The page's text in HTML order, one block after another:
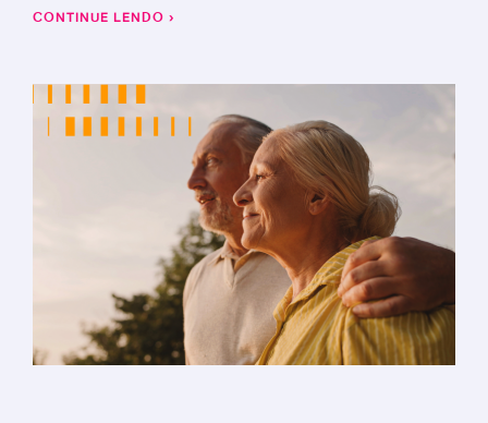
CONTINUE LENDO ›